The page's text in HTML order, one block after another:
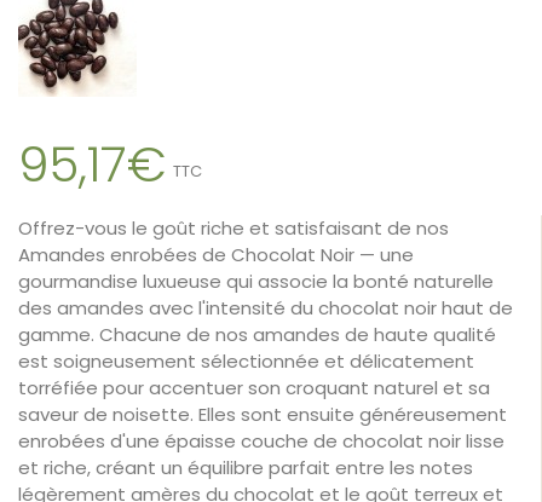
95,17€ TTC
Offrez-vous le goût riche et satisfaisant de nos
Amandes enrobées de Chocolat Noir — une
gourmandise luxueuse qui associe la bonté naturelle
des amandes avec l'intensité du chocolat noir haut de
gamme. Chacune de nos amandes de haute qualité
est soigneusement sélectionnée et délicatement
torréfiée pour accentuer son croquant naturel et sa
saveur de noisette. Elles sont ensuite généreusement
enrobées d'une épaisse couche de chocolat noir lisse
et riche, créant un équilibre parfait entre les notes
légèrement amères du chocolat et le goût terreux et